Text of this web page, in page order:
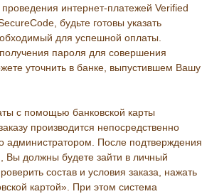
интернет-платежей Verified
будьте готовы указать
для успешной оплаты.
пароля для совершения
уточнить в банке, выпустившем Вашу
с помощью банковской карты
производится непосредственно
администратором. После подтверждения
Вы должны будете зайти в личный
состав и условия заказа, нажать
картой». При этом система